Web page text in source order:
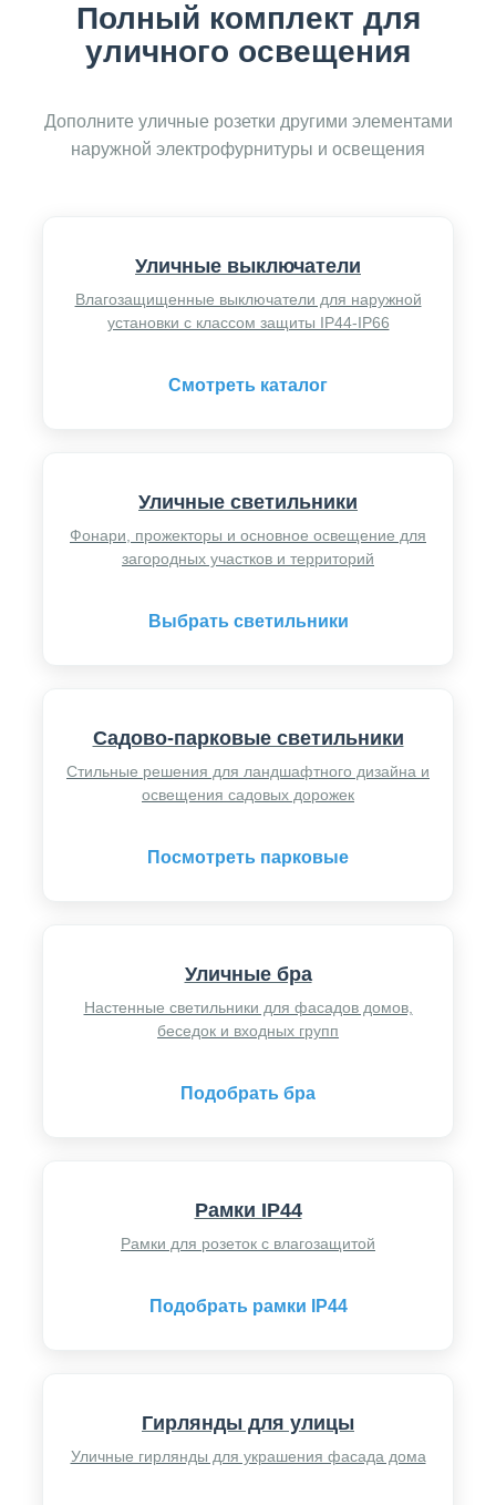
Полный комплект для
уличного освещения
Дополните уличные розетки другими элементами
наружной электрофурнитуры и освещения
Уличные выключатели
Влагозащищенные выключатели для наружной
установки с классом защиты IP44-IP66
Смотреть каталог
Уличные светильники
Фонари, прожекторы и основное освещение для
загородных участков и территорий
Выбрать светильники
Садово-парковые светильники
Стильные решения для ландшафтного дизайна и
освещения садовых дорожек
Посмотреть парковые
Уличные бра
Настенные светильники для фасадов домов,
беседок и входных групп
Подобрать бра
Рамки IP44
Рамки для розеток с влагозащитой
Подобрать рамки IP44
Гирлянды для улицы
Уличные гирлянды для украшения фасада дома